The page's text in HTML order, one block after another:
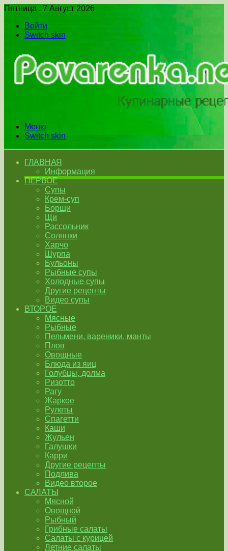
Пятница , 7 Август 2026
Войти
Switch skin
Меню
Switch skin
ГЛАВНАЯ
Информация
ПЕРВОЕ
Супы
Крем-суп
Борщи
Щи
Рассольник
Солянки
Харчо
Шурпа
Бульоны
Рыбные супы
Холодные супы
Другие рецепты
Видео супы
ВТОРОЕ
Мясные
Рыбные
Пельмени, вареники, манты
Плов
Овощные
Блюда из яиц
Голубцы, долма
Ризотто
Рагу
Жаркое
Рулеты
Спагетти
Каши
Жульен
Галушки
Карри
Другие рецепты
Подлива
Видео второе
САЛАТЫ
Мясной
Овощной
Рыбный
Грибные салаты
Салаты с курицей
Летние салаты